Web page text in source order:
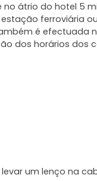
átrio do hotel 5
ferroviária
é efectuada
dos horários dos
um lenço na